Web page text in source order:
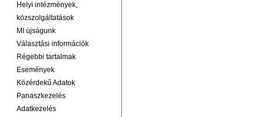
Helyi intézmények,
közszolgáltatások
MI újságunk
Választási információk
Régebbi tartalmak
Események
Közérdekű Adatok
Panaszkezelés
Adatkezelés